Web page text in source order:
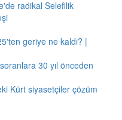
radikal Selefilik
geriye ne kaldı? |
30 yıl önceden
Kürt siyasetçiler çözüm